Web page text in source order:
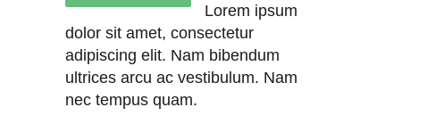
Lorem ipsum
dolor sit amet, consectetur
adipiscing elit. Nam bibendum
ultrices arcu ac vestibulum. Nam
nec tempus quam.